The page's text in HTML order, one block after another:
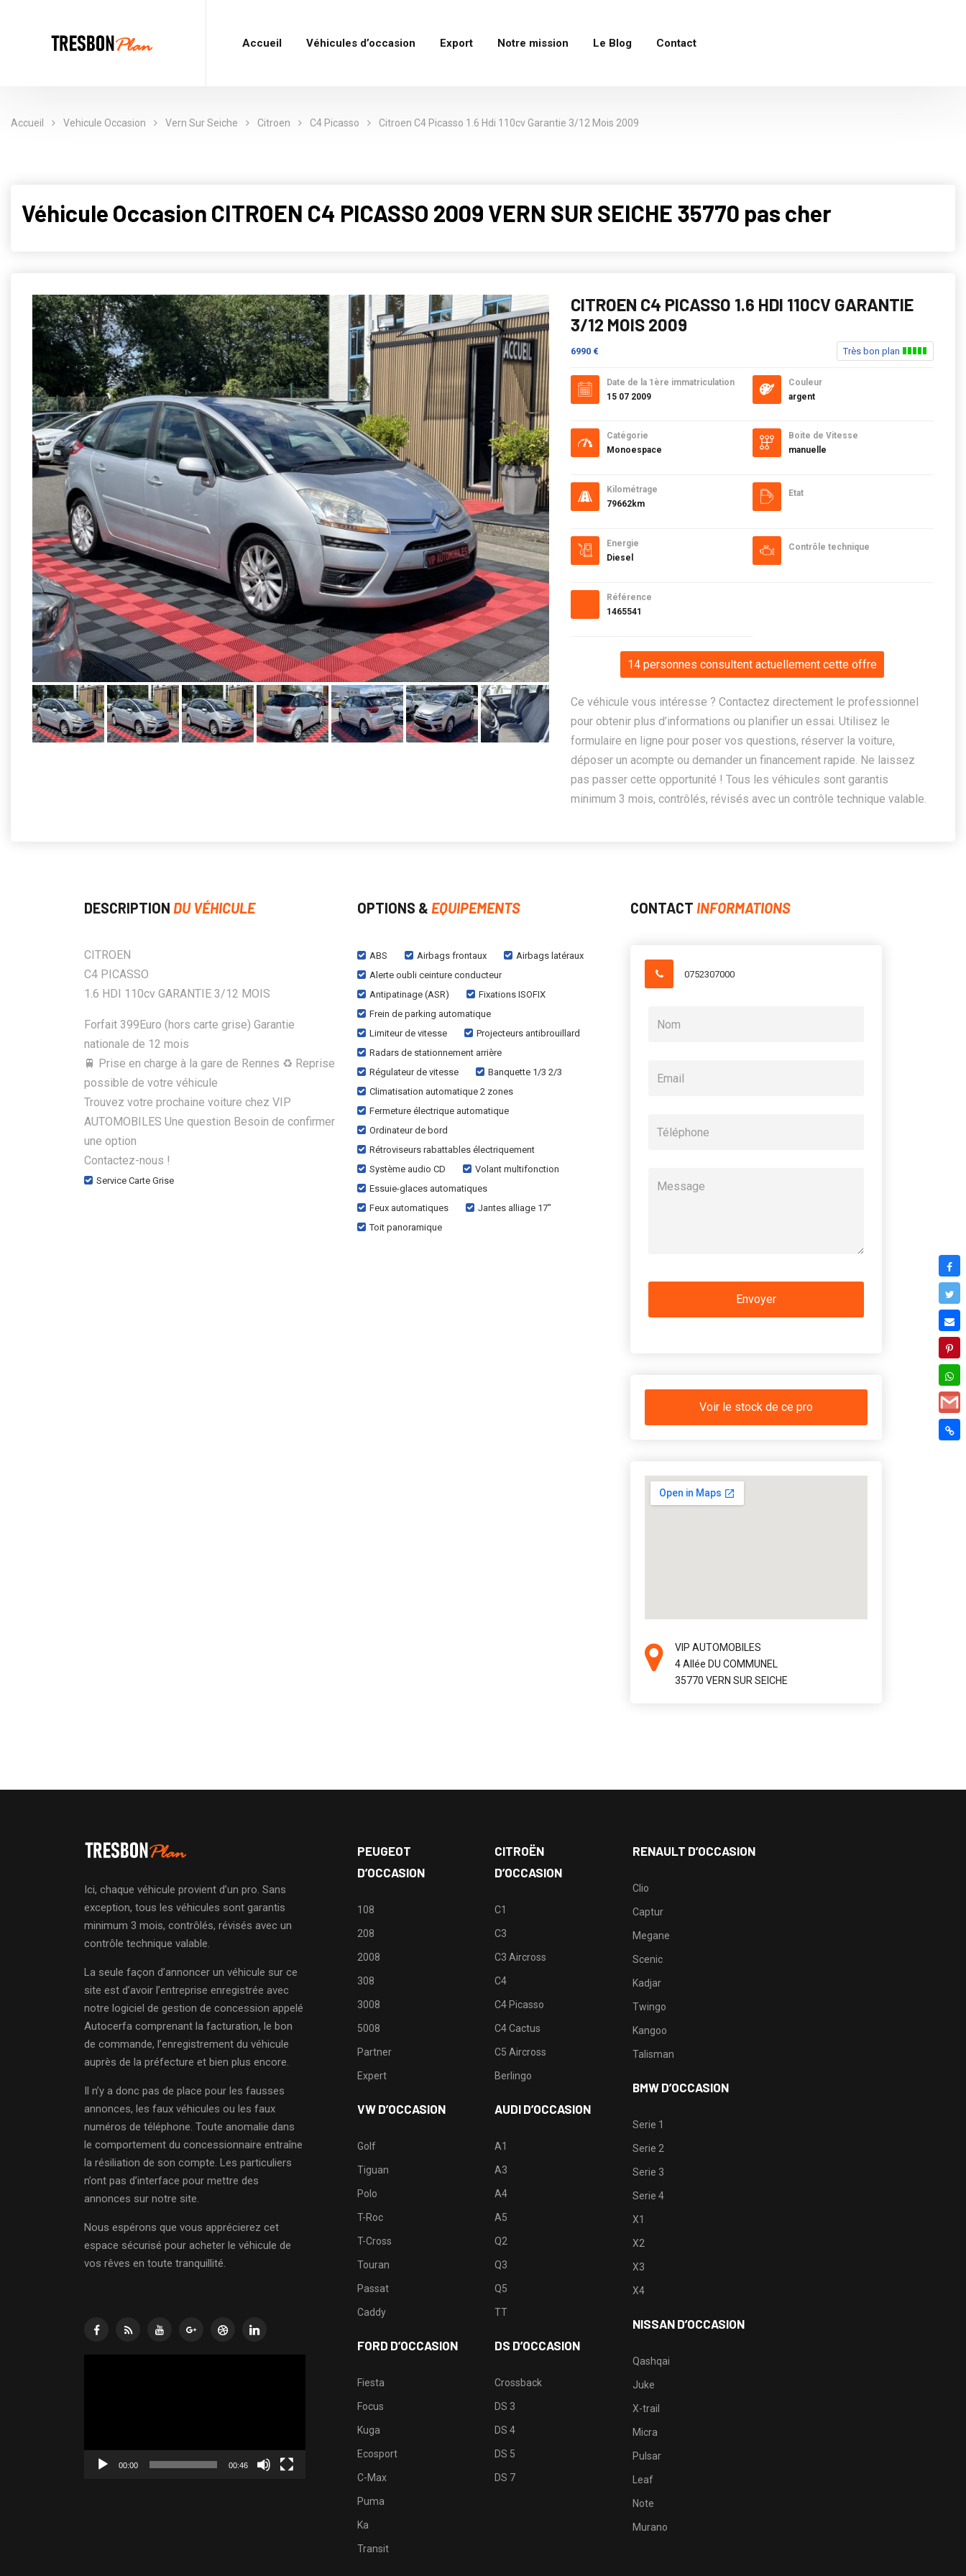
Accueil Véhicules d’occasion Export Notre mission Le Blog Contact
Accueil Vehicule Occasion Vern Sur Seiche Citroen C4 Picasso Citroen C4 Picasso 1.6 Hdi 110cv Garantie 3/12 Mois 2009
Véhicule Occasion CITROEN C4 PICASSO 2009 VERN SUR SEICHE 35770 pas cher
CITROEN C4 PICASSO 1.6 HDI 110CV GARANTIE
3/12 MOIS 2009
6990 € Très bon plan
Date de la 1ère immatriculation
15 07 2009
Catégorie
Monoespace
Kilométrage
79662km
Energie
Diesel
Référence
1465541
Couleur
argent
Boite de Vitesse
manuelle
Etat
Contrôle technique
14 personnes consultent actuellement cette offre
Ce véhicule vous intéresse ? Contactez directement le professionnel
pour obtenir plus d’informations ou planifier un essai. Utilisez le
formulaire en ligne pour poser vos questions, réserver la voiture,
déposer un acompte ou demander un financement rapide. Ne laissez
pas passer cette opportunité ! Tous les véhicules sont garantis
minimum 3 mois, contrôlés, révisés avec un contrôle technique valable.
DESCRIPTION DU VÉHICULE
CITROEN
C4 PICASSO
1.6 HDI 110cv GARANTIE 3/12 MOIS
Forfait 399Euro (hors carte grise) Garantie
nationale de 12 mois
🚆 Prise en charge à la gare de Rennes ♻️ Reprise
possible de votre véhicule
Trouvez votre prochaine voiture chez VIP
AUTOMOBILES Une question Besoin de confirmer
une option
Contactez-nous !
Service Carte Grise
OPTIONS & EQUIPEMENTS
ABS Airbags frontaux
Airbags latéraux
Alerte oubli ceinture conducteur
Antipatinage (ASR)
Fixations ISOFIX
Frein de parking automatique
Limiteur de vitesse
Projecteurs antibrouillard
Radars de stationnement arrière
Régulateur de vitesse
Banquette 1/3 2/3
Climatisation automatique 2 zones
Fermeture électrique automatique
Ordinateur de bord
Rétroviseurs rabattables électriquement
Système audio CD
Volant multifonction
Essuie-glaces automatiques
Feux automatiques
Jantes alliage 17"
Toit panoramique
CONTACT INFORMATIONS
0752307000
Voir le stock de ce pro
VIP AUTOMOBILES
4 Allée DU COMMUNEL
35770 VERN SUR SEICHE
Ici, chaque véhicule provient d’un pro. Sans
exception, tous les véhicules sont garantis
minimum 3 mois, contrôlés, révisés avec un
contrôle technique valable.
La seule façon d’annoncer un véhicule sur ce
site est d’avoir l’entreprise enregistrée avec
notre logiciel de gestion de concession appelé
Autocerfa comprenant la facturation, le bon
de commande, l’enregistrement du véhicule
auprès de la préfecture et bien plus encore.
Il n’y a donc pas de place pour les fausses
annonces, les faux véhicules ou les faux
numéros de téléphone. Toute anomalie dans
le comportement du concessionnaire entraîne
la résiliation de son compte. Les particuliers
n’ont pas d’interface pour mettre des
annonces sur notre site.
Nous espérons que vous apprécierez cet
espace sécurisé pour acheter le véhicule de
vos rêves en toute tranquillité.
00:00 00:46
PEUGEOT
D’OCCASION
108
208
2008
308
3008
5008
Partner
Expert
VW D’OCCASION
Golf
Tiguan
Polo
T-Roc
T-Cross
Touran
Passat
Caddy
FORD D’OCCASION
Fiesta
Focus
Kuga
Ecosport
C-Max
Puma
Ka
Transit
CITROËN
D’OCCASION
C1
C3
C3 Aircross
C4
C4 Picasso
C4 Cactus
C5 Aircross
Berlingo
AUDI D’OCCASION
A1
A3
A4
A5
Q2
Q3
Q5
TT
DS D’OCCASION
Crossback
DS 3
DS 4
DS 5
DS 7
RENAULT D’OCCASION
Clio
Captur
Megane
Scenic
Kadjar
Twingo
Kangoo
Talisman
BMW D’OCCASION
Serie 1
Serie 2
Serie 3
Serie 4
X1
X2
X3
X4
NISSAN D’OCCASION
Qashqai
Juke
X-trail
Micra
Pulsar
Leaf
Note
Murano